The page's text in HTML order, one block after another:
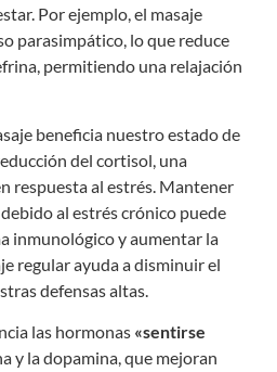
Por ejemplo, el masaje
parasimpático, lo que reduce
permitiendo una relajación
beneficia nuestro estado de
del cortisol, una
respuesta al estrés. Mantener
al estrés crónico puede
inmunológico y aumentar la
regular ayuda a disminuir el
defensas altas.
las hormonas «sentirse
y la dopamina, que mejoran